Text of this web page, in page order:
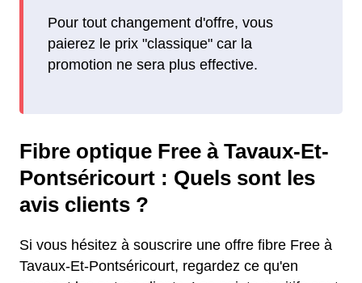
Pour tout changement d'offre, vous
paierez le prix "classique" car la
promotion ne sera plus effective.
Fibre optique Free à Tavaux-Et-
Pontséricourt : Quels sont les
avis clients ?
Si vous hésitez à souscrire une offre fibre Free à
Tavaux-Et-Pontséricourt, regardez ce qu'en